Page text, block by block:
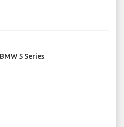
BMW 5 Series